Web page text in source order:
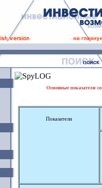
Основные показатели
Показатели